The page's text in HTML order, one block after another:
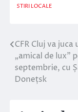
STIRI LOCALE
Navigare
în
articole
CFR Cluj va juca
„amical de lux”
septembrie, cu
Donețsk